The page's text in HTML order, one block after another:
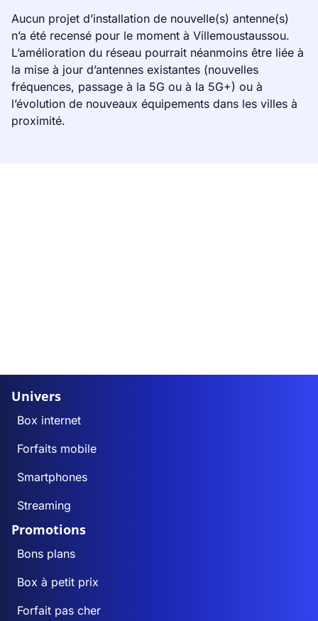
Aucun projet d’installation de nouvelle(s) antenne(s)
n’a été recensé pour le moment à Villemoustaussou.
L’amélioration du réseau pourrait néanmoins être liée à
la mise à jour d’antennes existantes (nouvelles
fréquences, passage à la 5G ou à la 5G+) ou à
l’évolution de nouveaux équipements dans les villes à
proximité.
Univers
Box internet
Forfaits mobile
Smartphones
Streaming
Promotions
Bons plans
Box à petit prix
Forfait pas cher